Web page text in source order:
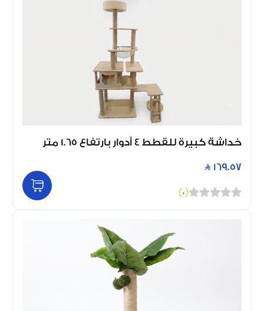
خداشة كبيرة للقطط 4 أدوار بارتفاع 1.65 متر
169.57
(
0
)